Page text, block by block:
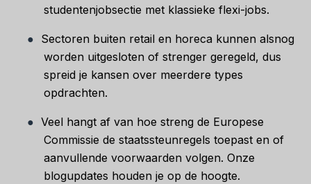
studentenjobsectie met klassieke flexi-jobs.
● Sectoren buiten retail en horeca kunnen alsnog
worden uitgesloten of strenger geregeld, dus
spreid je kansen over meerdere types
opdrachten.
● Veel hangt af van hoe streng de Europese
Commissie de staatssteunregels toepast en of
aanvullende voorwaarden volgen. Onze
blogupdates houden je op de hoogte.